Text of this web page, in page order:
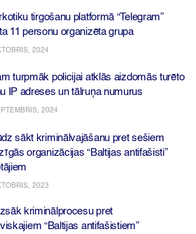
tirgošanu platformā “Telegram”
11 personu organizēta grupa
2024
turpmāk policijai atklās aizdomās turēto
IP adreses un tālruņa numurus
2024
sākt kriminālvajāšanu pret sešiem
organizācijas “Baltijas antifašisti”
2023
kriminālprocesu pret
“Baltijas antifašistiem”